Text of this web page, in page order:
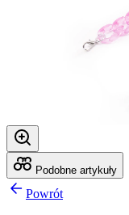
Podobne artykuły
Powrót